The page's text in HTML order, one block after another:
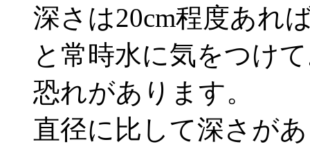
深さは20cm程度あれ
と常時水に気をつけ
恐れがあります。
直径に比して深さが